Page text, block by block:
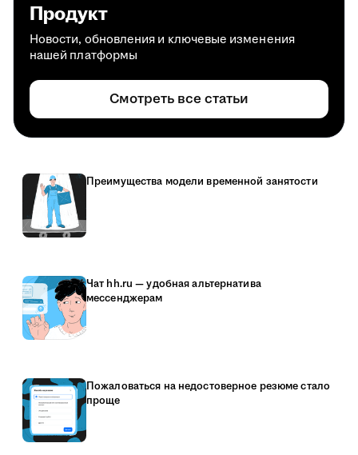
Продукт
Новости, обновления и ключевые изменения
нашей платформы
Смотреть все статьи
Преимущества модели временной занятости
Чат hh.ru — удобная альтернатива
мессенджерам
Пожаловаться на недостоверное резюме стало
проще